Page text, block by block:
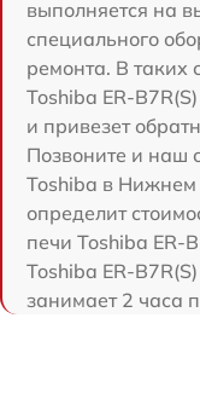
выполняется на
специального
ремонта. В таких
Toshiba ER-
и привезет
Позвоните и наш
Toshiba в Нижнем
определит
печи Toshiba ER-
Toshiba ER-
занимает 2 часа